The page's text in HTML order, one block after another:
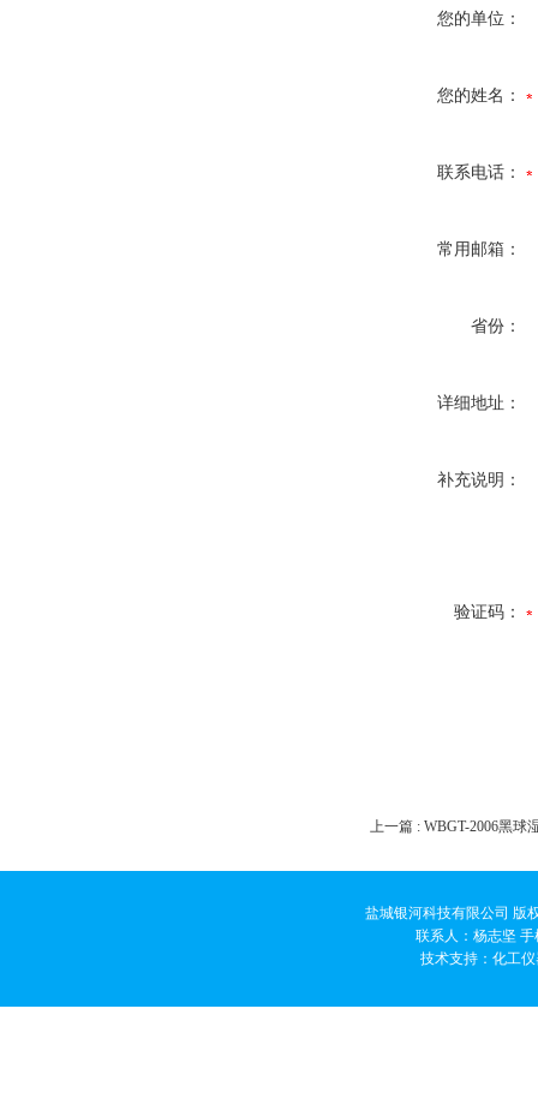
您的单位：
您的姓名：
联系电话：
常用邮箱：
省份：
详细地址：
补充说明：
验证码：
上一篇 : WBGT-2006黑球
盐城银河科技有限公司 版
联系人：杨志坚 手
技术支持： 化工